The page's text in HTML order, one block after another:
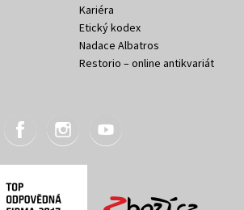
Kariéra
Etický kodex
Nadace Albatros
Restorio – online antikvariát